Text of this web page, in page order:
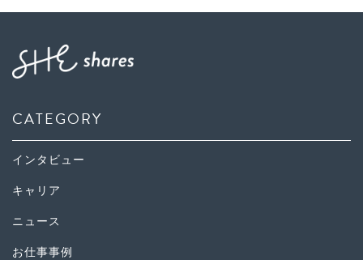
CATEGORY
インタビュー
キャリア
ニュース
お仕事事例